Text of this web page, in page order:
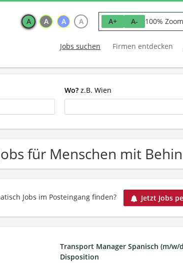
A A A A A+ A- 100% Zoom
Jobs suchen Firmen entdecken
Wo? z.B. Wien
für Menschen mit
Jobs im Posteingang finden? Jetzt Jobs
Transport Manager Spanisch (m/
Disposition